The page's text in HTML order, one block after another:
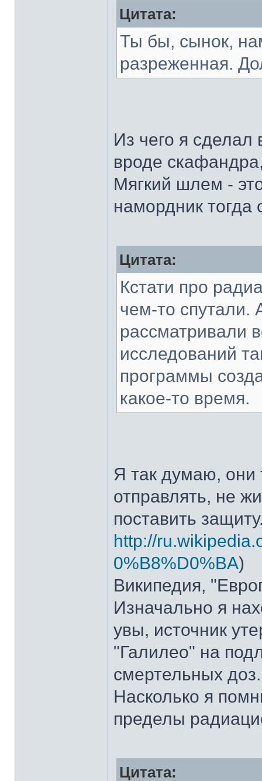
Цитата:
Ты бы, сынок,
разреженная.
Из чего я сделал
вроде
Мягкий шлем -
намордник тогда
Цитата:
Кстати про
чем-то спутали.
рассматривали
исследований
программы
какое-то время.
Я так думаю, они
отправлять, не
поставить
http://
0%B8%D0%BA)
Википедия,
Изначально я
увы, источник
"Галилео" на
смертельных доз.
Насколько я
пределы
Цитата: